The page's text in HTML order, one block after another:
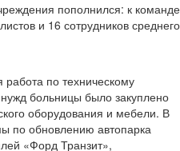
пополнился: к команде
и 16 сотрудников среднего
по техническому
больницы было закуплено
оборудования и мебели. В
по обновлению автопарка
«Форд Транзит»,